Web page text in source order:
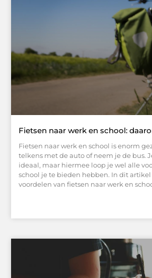
Fietsen naar werk en school:
Fietsen naar werk en school is enorm
telkens met de auto of neem je de bus.
ideaal, maar hiermee loop je wel alle
school je te bieden hebben. In dit
voordelen van fietsen naar werk en